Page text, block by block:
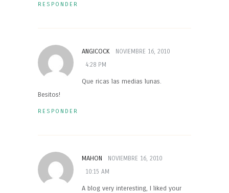
RESPONDER
ANGICOCK
NOVIEMBRE 16, 2010
4:28 PM
Que ricas las medias lunas.
Besitos!
RESPONDER
MAHON
NOVIEMBRE 16, 2010
10:15 AM
A blog very interesting, I liked your